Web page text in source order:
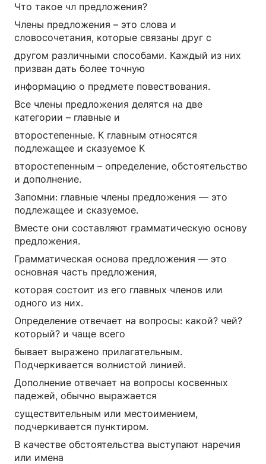
Что такое чл предложения?
Члены предложения – это слова и
словосочетания, которые связаны друг с
другом различными способами. Каждый из них
призван дать более точную
информацию о предмете повествования.
Все члены предложения делятся на две
категории – главные и
второстепенные. К главным относятся
подлежащее и сказуемое К
второстепенным – определение, обстоятельство
и дополнение.
Запомни: главные члены предложения — это
подлежащее и сказуемое.
Вместе они составляют грамматическую основу
предложения.
Грамматическая основа предложения — это
основная часть предложения,
которая состоит из его главных членов или
одного из них.
Определение отвечает на вопросы: какой? чей?
который? и чаще всего
бывает выражено прилагательным.
Подчеркивается волнистой линией.
Дополнение отвечает на вопросы косвенных
падежей, обычно выражается
существительным или местоимением,
подчеркивается пунктиром.
В качестве обстоятельства выступают наречия
или имена